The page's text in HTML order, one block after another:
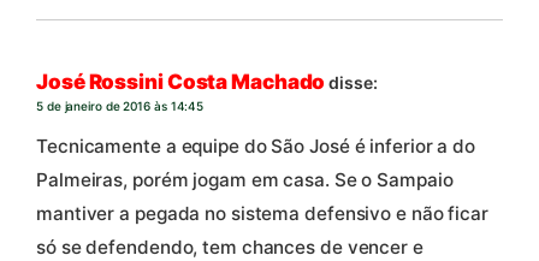
José Rossini Costa Machado disse:
5 de janeiro de 2016 às 14:45
Tecnicamente a equipe do São José é inferior a do
Palmeiras, porém jogam em casa. Se o Sampaio
mantiver a pegada no sistema defensivo e não ficar
só se defendendo, tem chances de vencer e